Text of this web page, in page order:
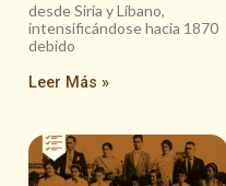
desde Siria y Líbano,
intensificándose hacia 1870
debido
Leer Más »